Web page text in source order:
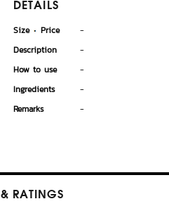
DETAILS
Size Price
-
Description
-
How to use
-
Ingredients
-
Remarks
-
& RATINGS